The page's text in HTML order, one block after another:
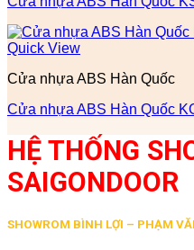
Quick View
Cửa nhựa ABS Hàn Quốc
Cửa nhựa ABS Hàn Quốc
HỆ THỐNG
SAIGONDOOR
SHOWROM BÌNH LỢI – PHẠM